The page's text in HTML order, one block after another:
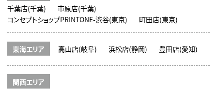
千葉店(千葉)
市原店(千葉)
コンセプトショップPRINTONE-渋谷(東京)
町田店(東京)
東海エリア 高山店(岐阜) 浜松店(静岡) 豊田店(愛知)
関西エリア